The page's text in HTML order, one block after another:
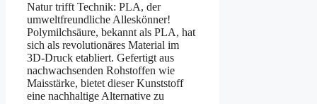
Natur trifft Technik: PLA, der
umweltfreundliche Alleskönner!
Polymilchsäure, bekannt als PLA, hat
sich als revolutionäres Material im
3D-Druck etabliert. Gefertigt aus
nachwachsenden Rohstoffen wie
Maisstärke, bietet dieser Kunststoff
eine nachhaltige Alternative zu